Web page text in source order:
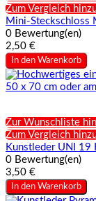
Zum Vergleich
Mini-Steckschloss
0 Bewertung(en)
2,50 €
In den Warenkorb
Zur Wunschliste
Zum Vergleich
Kunstleder UNI 19
0 Bewertung(en)
3,50 €
In den Warenkorb